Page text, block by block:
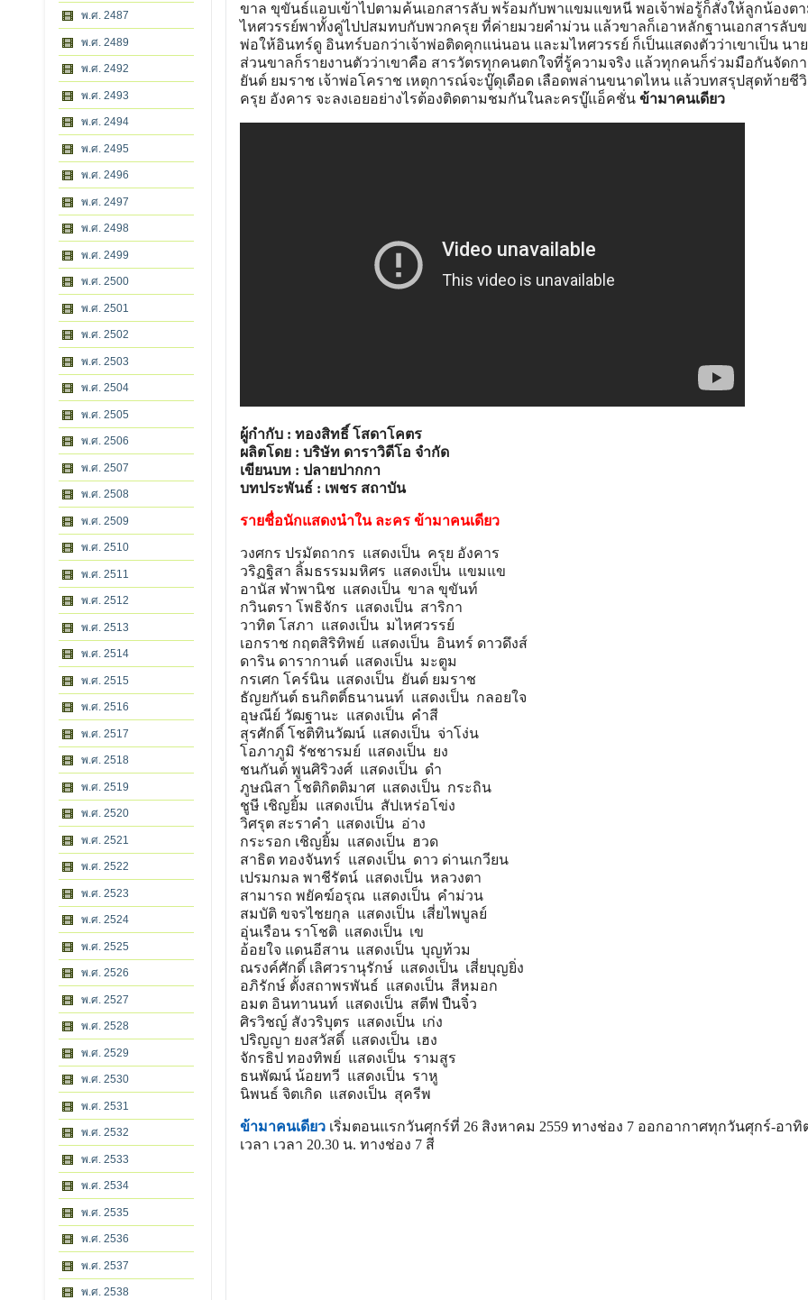
พ.ศ. 2487
พ.ศ. 2489
พ.ศ. 2492
พ.ศ. 2493
พ.ศ. 2494
พ.ศ. 2495
พ.ศ. 2496
พ.ศ. 2497
พ.ศ. 2498
พ.ศ. 2499
พ.ศ. 2500
พ.ศ. 2501
พ.ศ. 2502
พ.ศ. 2503
พ.ศ. 2504
พ.ศ. 2505
พ.ศ. 2506
พ.ศ. 2507
พ.ศ. 2508
พ.ศ. 2509
พ.ศ. 2510
พ.ศ. 2511
พ.ศ. 2512
พ.ศ. 2513
พ.ศ. 2514
พ.ศ. 2515
พ.ศ. 2516
พ.ศ. 2517
พ.ศ. 2518
พ.ศ. 2519
พ.ศ. 2520
พ.ศ. 2521
พ.ศ. 2522
พ.ศ. 2523
พ.ศ. 2524
พ.ศ. 2525
พ.ศ. 2526
พ.ศ. 2527
พ.ศ. 2528
พ.ศ. 2529
พ.ศ. 2530
พ.ศ. 2531
พ.ศ. 2532
พ.ศ. 2533
พ.ศ. 2534
พ.ศ. 2535
พ.ศ. 2536
พ.ศ. 2537
พ.ศ. 2538
ขาล ขุขันธ์แอบเข้าไปตามค้นเอกสารลับ พร้อมกับพาแขมแขหนี พอเจ้าพ่อรู้ก็สั่งให้ลูกน้องต
ไหศวรรย์พาทั้งคู่ไปปสมทบกับพวกครุย ที่ค่ายมวยคำม่วน แล้วขาลก็เอาหลักฐานเอกสารลับข
พ่อให้อินทร์ดู อินทร์บอกว่าเจ้าพ่อติดคุกแน่นอน และมไหศวรรย์ ก็เป็นแสดงตัวว่าเขาเป็น นา
ส่วนขาลก็รายงานตัวว่าเขาคือ สารวัตรทุกคนตกใจที่รู้ความจริง แล้วทุกคนก็ร่วมมือกันจัดก
ยันต์ ยมราช เจ้าพ่อโคราช เหตุการณ์จะบู๊ดุเดือด เลือดพล่านขนาดไหน แล้วบทสรุปสุดท้ายชี
ครุย อังคาร จะลงเอยอย่างไรต้องติดตามชมกันในละครบู๊แอ็คชั่น ข้ามาคนเดียว
ผู้กำกับ : ทองสิทธิ์ โสดาโคตร
ผลิตโดย : บริษัท ดาราวิดีโอ จำกัด
เขียนบท : ปลายปากกา
บทประพันธ์ : เพชร สถาบัน
รายชื่อนักแสดงนำใน ละคร ข้ามาคนเดียว
วงศกร ปรมัตถากร แสดงเป็น ครุย อังคาร
วริฏฐิสา ลิ้มธรรมมหิศร แสดงเป็น แขมแข
อานัส ฬาพานิช แสดงเป็น ขาล ขุขันท์
กวินตรา โพธิจักร แสดงเป็น สาริกา
วาทิต โสภา แสดงเป็น มไหศวรรย์
เอกราช กฤตสิริทิพย์ แสดงเป็น อินทร์ ดาวดึงส์
ดาริน ดารากานต์ แสดงเป็น มะตูม
กรเศก โคร์นิน แสดงเป็น ยันต์ ยมราช
ธัญยกันต์ ธนกิตติ์ธนานนท์ แสดงเป็น กลอยใจ
อุษณีย์ วัฒฐานะ แสดงเป็น คำสี
สุรศักดิ์ โชติทินวัฒน์ แสดงเป็น จ่าโง่น
โอภาภูมิ รัชชารมย์ แสดงเป็น ยง
ชนกันต์ พูนศิริวงศ์ แสดงเป็น ดำ
ภูษณิสา โชติกิตติมาศ แสดงเป็น กระถิน
ชูษี เชิญยิ้ม แสดงเป็น สัปเหร่อโข่ง
วิศรุต สะราคำ แสดงเป็น อ่าง
กระรอก เชิญยิ้ม แสดงเป็น ฮวด
สาธิต ทองจันทร์ แสดงเป็น ดาว ด่านเกวียน
เปรมกมล พาชีรัตน์ แสดงเป็น หลวงตา
สามารถ พยัคฆ์อรุณ แสดงเป็น คำม่วน
สมบัติ ขจรไชยกุล แสดงเป็น เสี่ยไพบูลย์
อุ่นเรือน ราโชติ แสดงเป็น เข
อ้อยใจ แดนอีสาน แสดงเป็น บุญท้วม
ณรงค์ศักดิ์ เลิศวรานุรักษ์ แสดงเป็น เสี่ยบุญยิ่ง
อภิรักษ์ ตั้งสถาพรพันธ์ แสดงเป็น สีหมอก
อมต อินทานนท์ แสดงเป็น สตีฟ ปืนจิ๋ว
ศิรวิชญ์ สังวริบุตร แสดงเป็น เก่ง
ปริญญา ยงสวัสดิ์ แสดงเป็น เฮง
จักรธิป ทองทิพย์ แสดงเป็น รามสูร
ธนพัฒน์ น้อยทวี แสดงเป็น ราหู
นิพนธ์ จิตเกิด แสดงเป็น สุครีพ
ข้ามาคนเดียวเริ่มตอนแรกวันศุกร์ที่ 26 สิงหาคม 2559 ทางช่อง 7 ออกอากาศทุกวันศุกร์-อาทิ
เวลา เวลา 20.30 น. ทางช่อง 7 สี